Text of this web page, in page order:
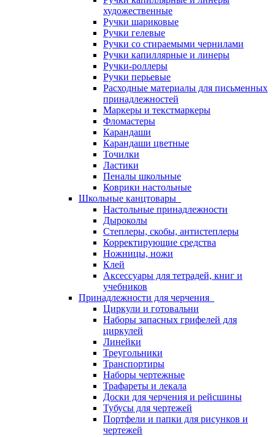
художественные
Ручки шариковые
Ручки гелевые
Ручки со стираемыми чернилами
Ручки капиллярные и линеры
Ручки-роллеры
Ручки перьевые
Расходные материалы для письменных
принадлежностей
Маркеры и текстмаркеры
Фломастеры
Карандаши
Карандаши цветные
Точилки
Ластики
Пеналы школьные
Коврики настольные
Школьные канцтовары
Настольные принадлежности
Дыроколы
Степлеры, скобы, антистеплеры
Корректирующие средства
Ножницы, ножи
Клей
Аксессуары для тетрадей, книг и
учебников
Принадлежности для черчения
Циркули и готовальни
Наборы запасных грифелей для
циркулей
Линейки
Треугольники
Транспортиры
Наборы чертежные
Трафареты и лекала
Доски для черчения и рейсшины
Тубусы для чертежей
Портфели и папки для рисунков и
чертежей